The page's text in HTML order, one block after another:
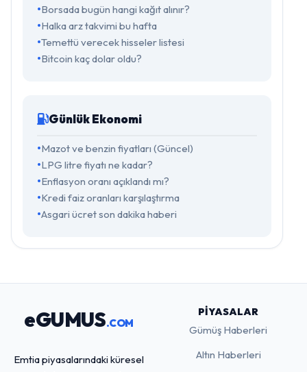
Borsada bugün hangi kağıt alınır?
Halka arz takvimi bu hafta
Temettü verecek hisseler listesi
Bitcoin kaç dolar oldu?
Günlük Ekonomi
Mazot ve benzin fiyatları (Güncel)
LPG litre fiyatı ne kadar?
Enflasyon oranı açıklandı mı?
Kredi faiz oranları karşılaştırma
Asgari ücret son dakika haberi
eGUMUS.COM
Emtia piyasalarındaki küresel
PIYASALAR
Gümüş Haberleri
Altın Haberleri